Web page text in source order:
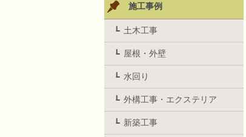
施工事例
土木工事
屋根・外壁
水回り
外構工事・エクステリア
新築工事